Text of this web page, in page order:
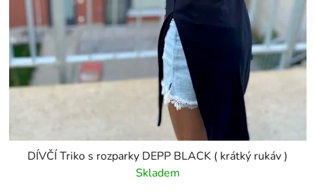
DÍVČÍ Triko s rozparky DEPP BLACK ( krátký rukáv )
Skladem